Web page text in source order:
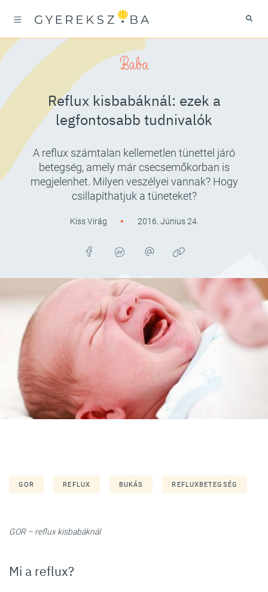
Baba
Reflux kisbabáknál: ezek a
legfontosabb tudnivalók
A reflux számtalan kellemetlen tünettel járó
betegség, amely már csecsemőkorban is
megjelenhet. Milyen veszélyei vannak? Hogy
csillapíthatjuk a tüneteket?
Kiss Virág 2016. Június 24.
GOR REFLUX BUKÁS REFLUXBETEGSÉG
GOR – reflux kisbabáknál
Mi a reflux?